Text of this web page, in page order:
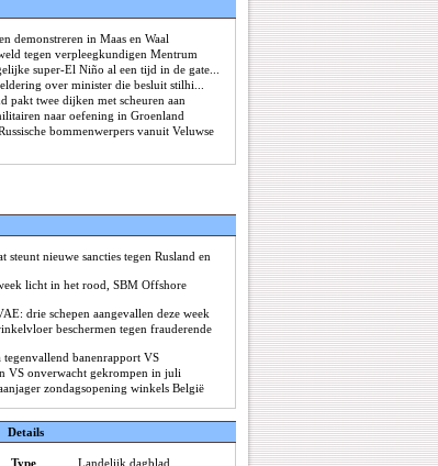
demonstreren in Maas en Waal
tegen verpleegkundigen Mentrum
super-El Niño al een tijd in de gate...
over minister die besluit stilhi...
pakt twee dijken met scheuren aan
naar oefening in Groenland
bommenwerpers vanuit Veluwse
steunt nieuwe sancties tegen Rusland en
licht in het rood, SBM Offshore
drie schepen aangevallen deze week
beschermen tegen frauderende
tegenvallend banenrapport VS
VS onverwacht gekrompen in juli
zondagsopening winkels België
Details
Type Landelijk dagblad